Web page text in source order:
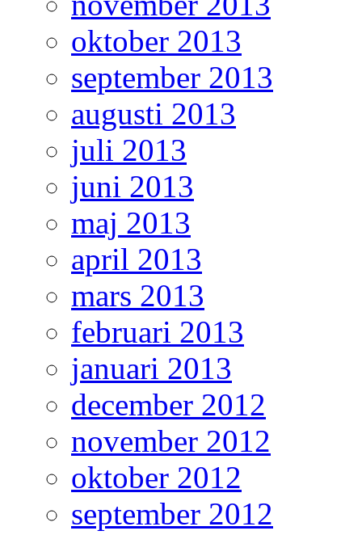
oktober 2013
september 2013
augusti 2013
juli 2013
juni 2013
maj 2013
april 2013
mars 2013
februari 2013
januari 2013
december 2012
november 2012
oktober 2012
september 2012